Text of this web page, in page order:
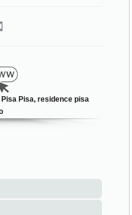
Pisa, residence pisa